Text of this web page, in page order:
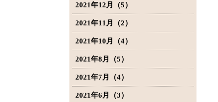
2021年12月（5）
2021年11月（2）
2021年10月（4）
2021年8月（5）
2021年7月（4）
2021年6月（3）